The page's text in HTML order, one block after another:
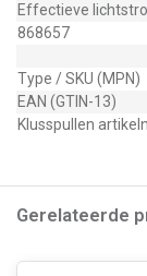
Effectieve
868657
Type / SKU (MPN)
EAN (GTIN-13)
Klusspullen
Gerelateerde